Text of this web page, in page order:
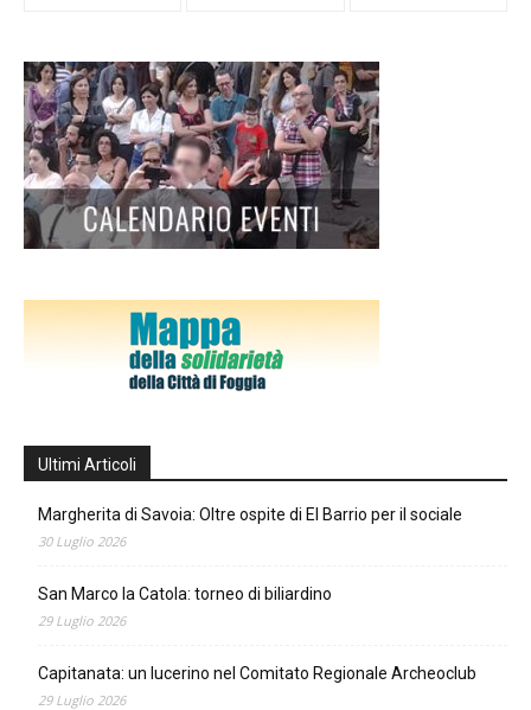
Ultimi Articoli
Margherita di Savoia: Oltre ospite di El Barrio per il sociale
30 Luglio 2026
San Marco la Catola: torneo di biliardino
29 Luglio 2026
Capitanata: un lucerino nel Comitato Regionale Archeoclub
29 Luglio 2026